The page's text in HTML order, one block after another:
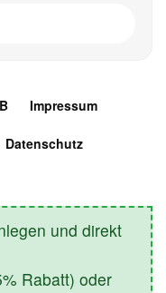
Impressum
Datenschutz
und direkt
Rabatt) oder